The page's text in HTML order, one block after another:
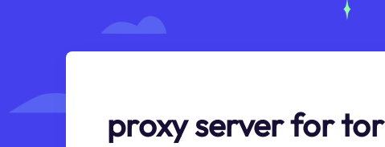
proxy server for tor